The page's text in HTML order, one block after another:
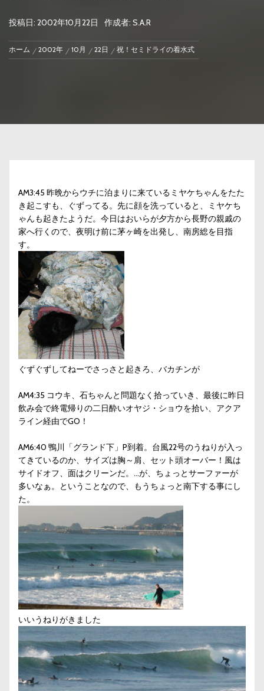
投稿日: 2002年10月22日 作成者: S.A.R
ホーム 2002年 10月 22日 祝！セミドライの着水式
AM3:45 昨晩からウチに泊まりに来ているミヤケちゃんをたた
き起こすも、ぐずってる。先に顔を洗っていると、ミヤケち
ゃんも起きたようだ。今日はおいらが夕方から長野の親戚の
家へ行くので、夜明け前に茅ヶ崎を出発し、南房総を目指
す。
ぐずぐずしてねーでさっさと起きろ、バカチンが
AM4:35 コウキ、石ちゃんと問題なく拾っていき、最後に昨日
飲み会で終電帰りの二日酔いオヤジ・ショウを拾い、アクア
ライン経由でGO！
AM6:40 鴨川「グランド下」P到着。台風22号のうねりが入っ
てきているのか、サイズは胸～肩、セット頭オーバー！風は
サイドオフ、面はクリーンだ。…が、ちょっとサーファーが
多いなぁ。ということなので、もうちょっと南下する事にし
た。
いいうねりがきました